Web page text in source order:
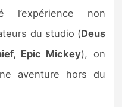
non
du studio (Deus
Epic Mickey), on
aventure hors du